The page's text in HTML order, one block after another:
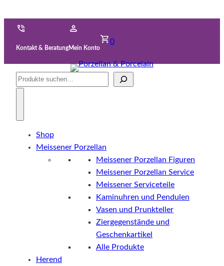
Kontakt & BeratungMein Konto
0
Suche
Shop
Meissener Porzellan
Meissener Porzellan Figuren
Meissener Porzellan Service
Meissener Serviceteile
Kaminuhren und Pendulen
Vasen und Prunkteller
Ziergegenstände und
Geschenkartikel
Alle Produkte
Herend